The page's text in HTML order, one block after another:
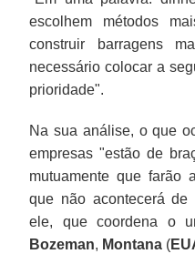
escolhem métodos
construir barragens
necessário colocar a
prioridade".
Na sua análise, o que
empresas "estão de
mutuamente que farão
que não acontecerá de
ele, que coordena o
Bozeman, Montana (